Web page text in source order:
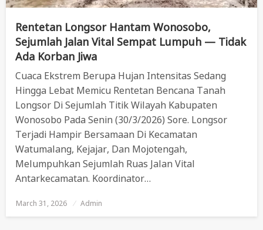
Rentetan Longsor Hantam Wonosobo,
Sejumlah Jalan Vital Sempat Lumpuh — Tidak
Ada Korban Jiwa
Cuaca Ekstrem Berupa Hujan Intensitas Sedang
Hingga Lebat Memicu Rentetan Bencana Tanah
Longsor Di Sejumlah Titik Wilayah Kabupaten
Wonosobo Pada Senin (30/3/2026) Sore. Longsor
Terjadi Hampir Bersamaan Di Kecamatan
Watumalang, Kejajar, Dan Mojotengah,
Melumpuhkan Sejumlah Ruas Jalan Vital
Antarkecamatan. Koordinator…
Posted
March 31, 2026 Admin